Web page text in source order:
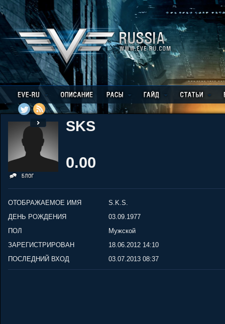
SKS
0.00
ОТОБРАЖАЕМОЕ ИМЯ
S.K.S.
ДЕНЬ РОЖДЕНИЯ
03.09.1977
ПОЛ
Мужской
ЗАРЕГИСТРИРОВАН
18.06.2012 14:10
ПОСЛЕДНИЙ ВХОД
03.07.2013 08:37